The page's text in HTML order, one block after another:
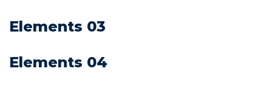
Elements 03
Elements 04